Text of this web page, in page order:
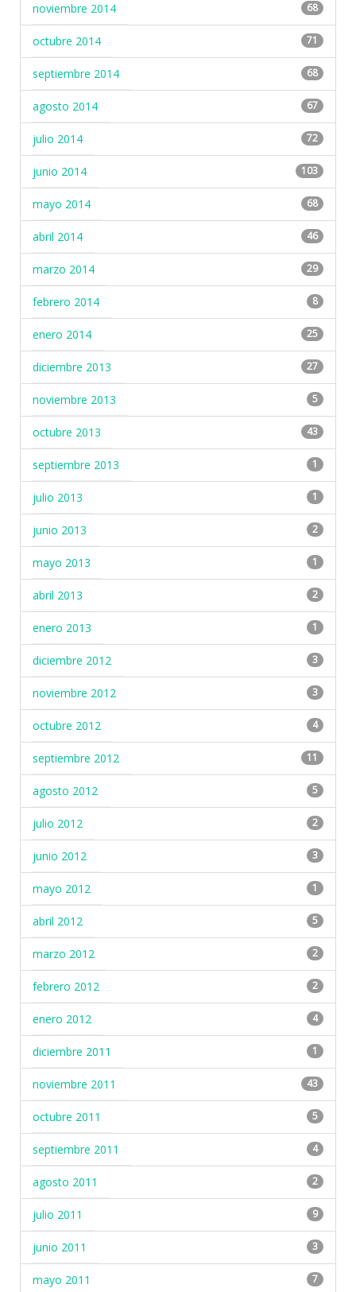
noviembre 2014 68
octubre 2014 71
septiembre 2014 68
agosto 2014 67
julio 2014 72
junio 2014 103
mayo 2014 68
abril 2014 46
marzo 2014 29
febrero 2014 8
enero 2014 25
diciembre 2013 27
noviembre 2013 5
octubre 2013 43
septiembre 2013 1
julio 2013 1
junio 2013 2
mayo 2013 1
abril 2013 2
enero 2013 1
diciembre 2012 3
noviembre 2012 3
octubre 2012 4
septiembre 2012 11
agosto 2012 5
julio 2012 2
junio 2012 3
mayo 2012 1
abril 2012 5
marzo 2012 2
febrero 2012 2
enero 2012 4
diciembre 2011 1
noviembre 2011 43
octubre 2011 5
septiembre 2011 4
agosto 2011 2
julio 2011 9
junio 2011 3
mayo 2011 7